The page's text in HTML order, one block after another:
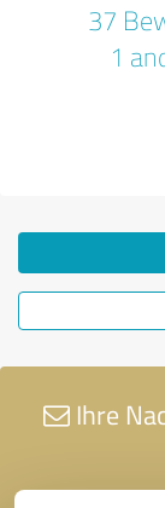
37
1
Ihre